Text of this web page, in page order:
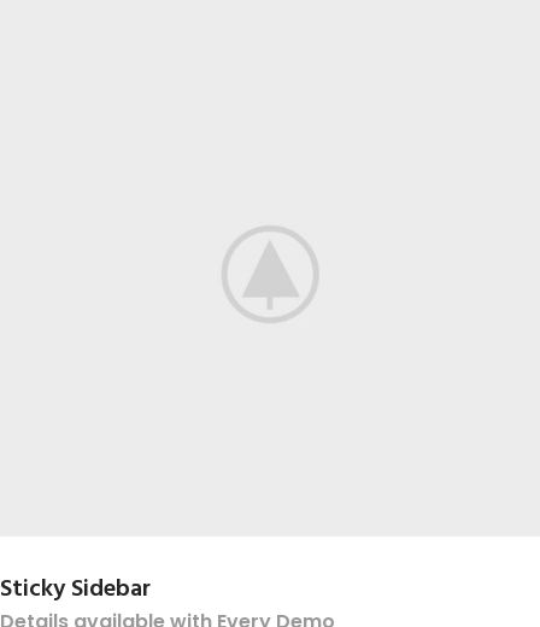
Sticky Sidebar